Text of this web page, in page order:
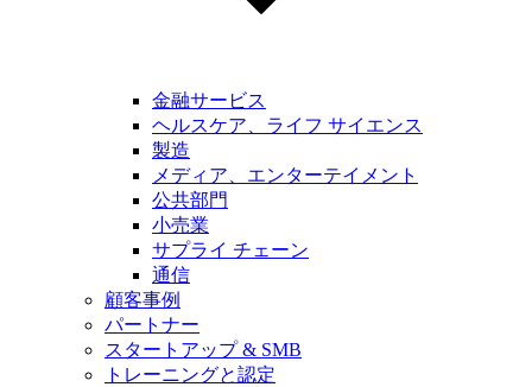
金融サービス
ヘルスケア、ライフ サイエンス
製造
メディア、エンターテイメント
公共部門
小売業
サプライ チェーン
通信
顧客事例
パートナー
スタートアップ & SMB
トレーニングと認定